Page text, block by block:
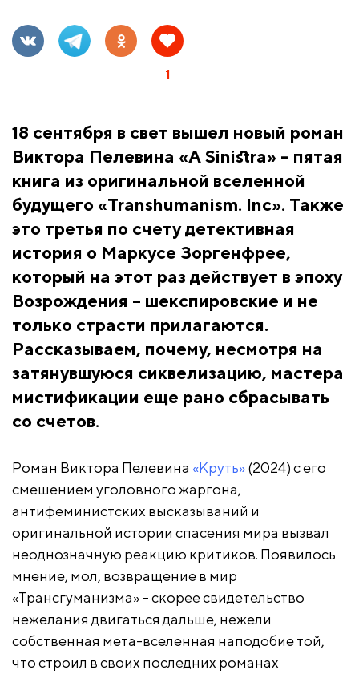
1
18 сентября в свет вышел новый роман
Виктора Пелевина «A Sinistra» – пятая
книга из оригинальной вселенной
будущего «Transhumanism. Inc». Также
это третья по счету детективная
история о Маркусе Зоргенфрее,
который на этот раз действует в эпоху
Возрождения – шекспировские и не
только страсти прилагаются.
Рассказываем, почему, несмотря на
затянувшуюся сиквелизацию, мастера
мистификации еще рано сбрасывать
со счетов.
Роман Виктора Пелевина «Круть»(2024) с его
смешением уголовного жаргона,
антифеминистских высказываний и
оригинальной истории спасения мира вызвал
неоднозначную реакцию критиков. Появилось
мнение, мол, возвращение в мир
«Трансгуманизма» – скорее свидетельство
нежелания двигаться дальше, нежели
собственная мета-вселенная наподобие той,
что строил в своих последних романах